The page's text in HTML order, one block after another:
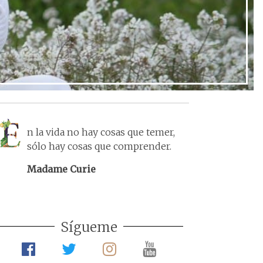
n la vida no hay cosas que temer,
sólo hay cosas que comprender.
Madame Curie
Sígueme